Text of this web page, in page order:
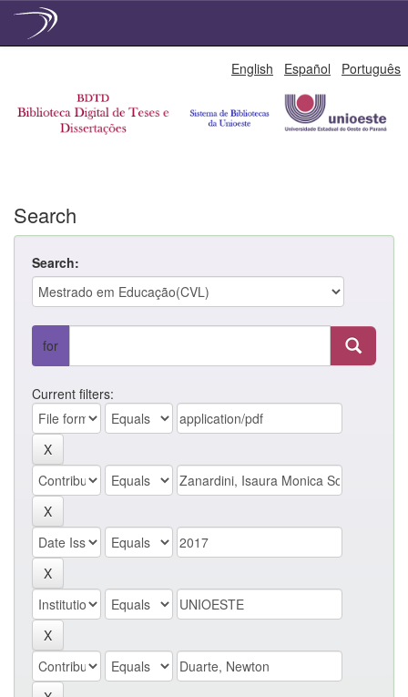
English Español Português
Search
Search:
for
Current filters: